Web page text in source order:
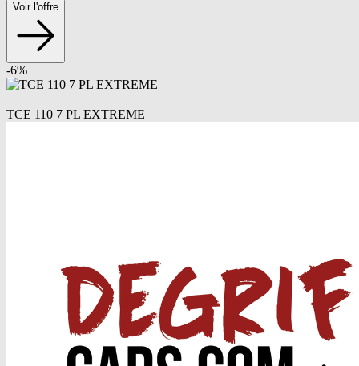
Voir l'offre
-6%
TCE 110 7 PL EXTREME